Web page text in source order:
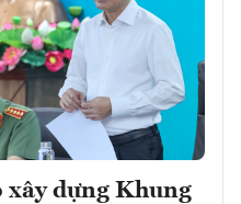
xây dựng Khung